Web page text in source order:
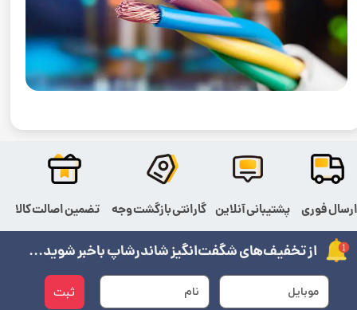
ثبت
از تخفیف‌های شگفت‌انگیز شاندرشاپ باخبر شوید...
ارسال فوری پشتیبانی آنلاین گارانتی بازگشت وجه تضمین اصالت کالا